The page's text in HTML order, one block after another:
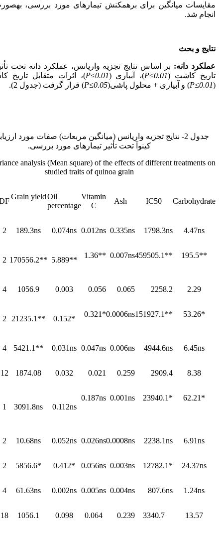
مقایسات میانگین برای برهمکنش تیمارهای مورد بررسی،
انجام شد.
نتایج و بحث
عملکرد دانه: بر اساس نتایج تجزیه واریانس، عملکرد دانه تحت
تاریخ کاشت (P≤0.01)، آبیاری (P≤0.01)، اثرات متقابل تاریخ
(
P≤0.01) و آبیاری + محلول پاشی(P≤0.05) قرار گرفت (جدول 2).
جدول 2- نتایج تجزیه واریانس (میانگین مربعات) صفات مورد
کینوآ تحت تأثیر تیمارهای مورد بررسی.
analysis (Mean square) of the effects of different treatments on
studied traits of quinoa grain
Carbohydrate
IC50
Ash
Vitamin
C
Oil
percentage
Grain yield
4.47ns
1798.3ns
0.335ns
0.012ns
0.074ns
189.3ns
2
195.5**
459505.1**
0.007ns
1.36**
5.889**
170556.2**
2
2.29
2258.2
0.065
0.056
0.003
1056.9
4
53.26*
151927.1**
0.0006ns
0.321*
0.152*
21235.1**
2
6.45ns
4944.6ns
0.006ns
0.047ns
0.031ns
5421.1**
4
8.38
2909.4
0.259
0.021
0.032
1874.08
12
62.21*
23940.1*
0.001ns
0.187ns
0.112ns
3091.8ns
1
6.91ns
2238.1ns
0.0008ns
0.026ns
0.052ns
10.68ns
2
24.37ns
12782.1*
0.003ns
0.056ns
0.412*
5856.6*
2
1.24ns
807.6ns
0.004ns
0.005ns
0.002ns
61.63ns
4
13.57
3340.7
0.239
0.064
0.098
1056.1
18